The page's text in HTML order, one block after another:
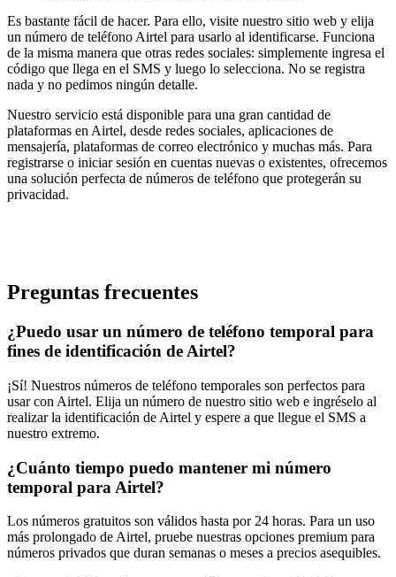
Es bastante fácil de hacer. Para ello, visite nuestro sitio web y elija
un número de teléfono Airtel para usarlo al identificarse. Funciona
de la misma manera que otras redes sociales: simplemente ingresa el
código que llega en el SMS y luego lo selecciona. No se registra
nada y no pedimos ningún detalle.
Nuestro servicio está disponible para una gran cantidad de
plataformas en Airtel, desde redes sociales, aplicaciones de
mensajería, plataformas de correo electrónico y muchas más. Para
registrarse o iniciar sesión en cuentas nuevas o existentes, ofrecemos
una solución perfecta de números de teléfono que protegerán su
privacidad.
Preguntas frecuentes
¿Puedo usar un número de teléfono temporal para
fines de identificación de Airtel?
¡Sí! Nuestros números de teléfono temporales son perfectos para
usar con Airtel. Elija un número de nuestro sitio web e ingréselo al
realizar la identificación de Airtel y espere a que llegue el SMS a
nuestro extremo.
¿Cuánto tiempo puedo mantener mi número
temporal para Airtel?
Los números gratuitos son válidos hasta por 24 horas. Para un uso
más prolongado de Airtel, pruebe nuestras opciones premium para
números privados que duran semanas o meses a precios asequibles.